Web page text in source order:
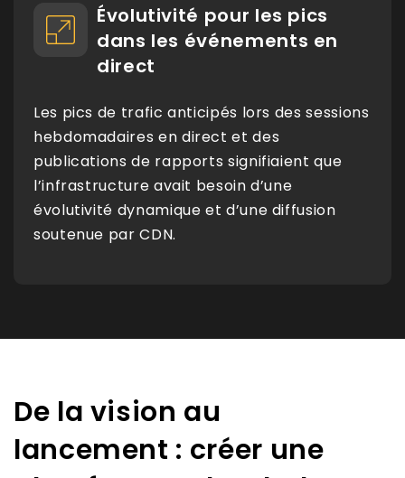
Évolutivité pour les pics
dans les événements en
direct
Les pics de trafic anticipés lors des sessions
hebdomadaires en direct et des
publications de rapports signifiaient que
l’infrastructure avait besoin d’une
évolutivité dynamique et d’une diffusion
soutenue par CDN.
De la vision au
lancement : créer une